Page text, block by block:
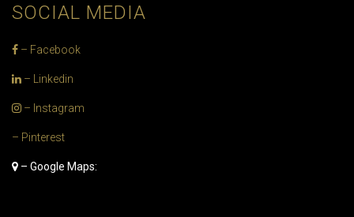
SOCIAL MEDIA
– Facebook
– Linkedin
– Instagram
– Pinterest
– Google Maps: